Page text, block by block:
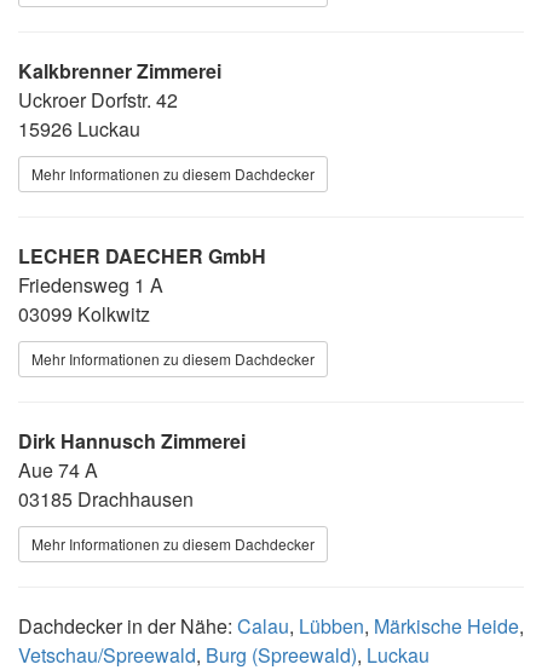
Kalkbrenner Zimmerei
Uckroer Dorfstr. 42
15926 Luckau
Mehr Informationen zu diesem Dachdecker
LECHER DAECHER GmbH
Friedensweg 1 A
03099 Kolkwitz
Mehr Informationen zu diesem Dachdecker
Dirk Hannusch Zimmerei
Aue 74 A
03185 Drachhausen
Mehr Informationen zu diesem Dachdecker
Dachdecker in der Nähe: Calau, Lübben, Märkische Heide,
Vetschau/Spreewald, Burg (Spreewald), Luckau